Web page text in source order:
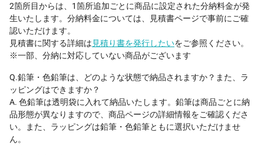
2箇所目からは、1箇所追加ごとに商品に設定された分納料金が発
生いたします。分納料金については、見積書ページで事前にご確
認いただけます。
見積書に関する詳細は 見積り書を発行したいをご参照ください。
※一部、分納に対応していない商品がございます
Q.鉛筆・色鉛筆は、どのような状態で納品されますか？また、ラ
ッピングはできますか？
A. 色鉛筆は透明袋に入れて納品いたします。鉛筆は商品ごとに納
品形態が異なりますので、商品ページの詳細情報をご確認くださ
い。また、ラッピングは鉛筆・色鉛筆ともに選択いただけませ
ん。